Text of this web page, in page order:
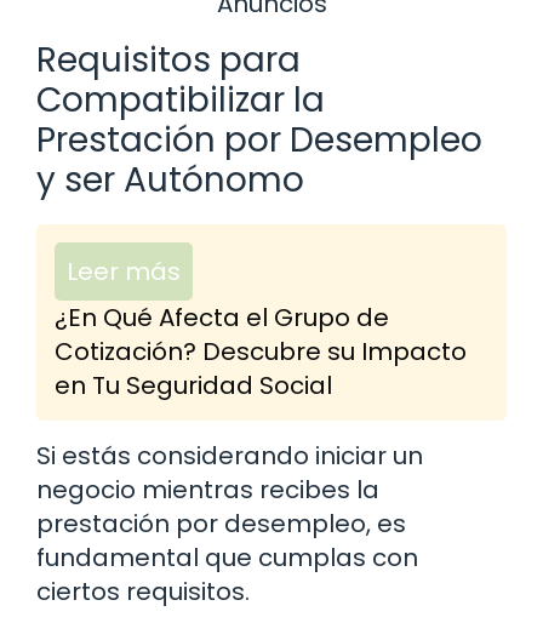
Requisitos para
Compatibilizar la
Prestación por Desempleo
y ser Autónomo
Leer más
¿En Qué Afecta el Grupo de
Cotización? Descubre su Impacto
en Tu Seguridad Social
Si estás considerando iniciar un
negocio mientras recibes la
prestación por desempleo, es
fundamental que cumplas con
ciertos requisitos.